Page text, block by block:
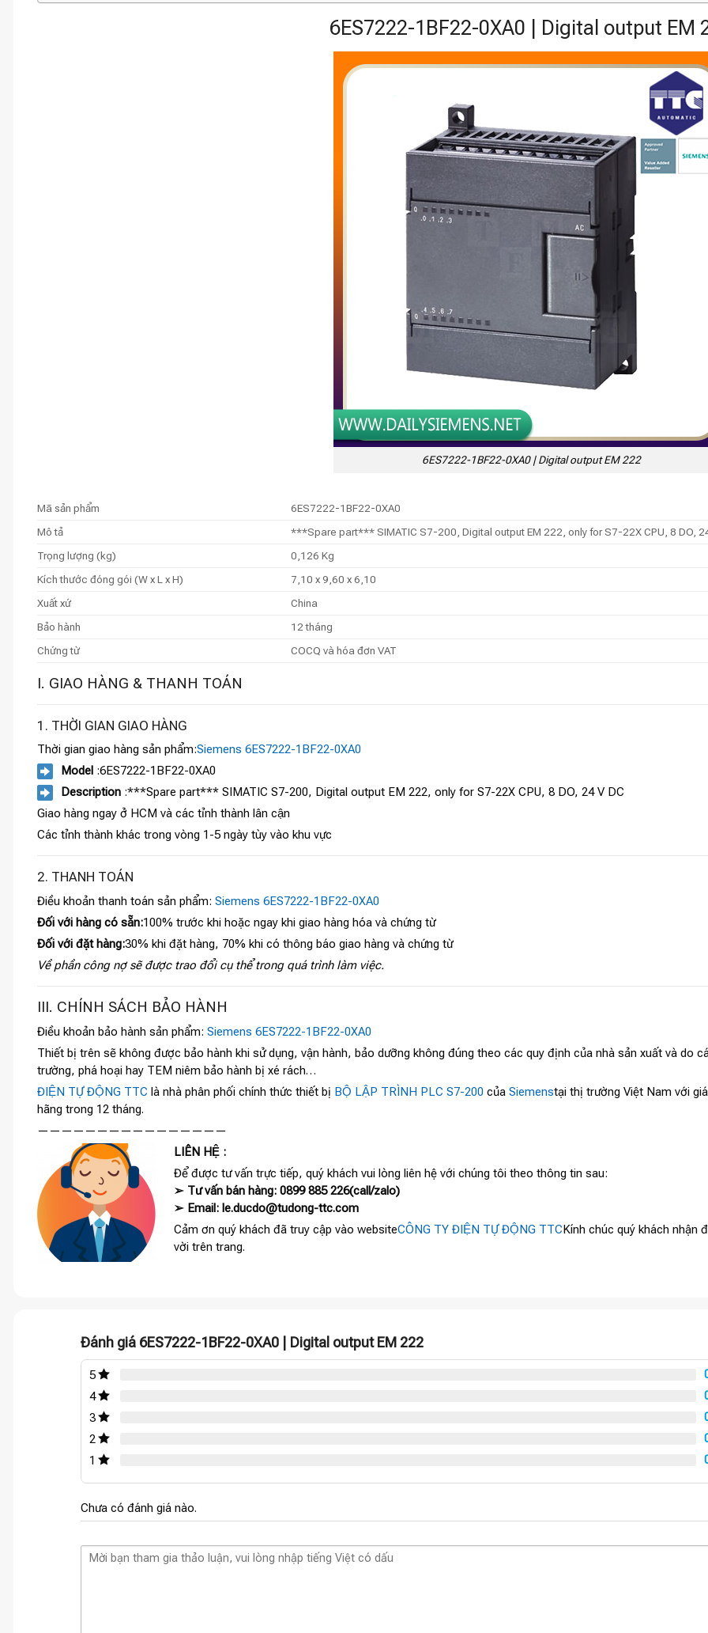
6ES7222-1BF22-0XA0 | Digital output EM
6ES7222-1BF22-0XA0 | Digital output EM 222
Mã sản phẩm
6ES7222-1BF22-0XA0
Mô tả
***Spare part*** SIMATIC S7-200, Digital output EM 222, only for S7-22X CPU, 8 DO,
Trọng lượng (kg)
0,126 Kg
Kích thước đóng gói (W x L x H)
7,10 x 9,60 x 6,10
Xuất xứ
China
Bảo hành
12 tháng
Chứng từ
COCQ và hóa đơn VAT
I. GIAO HÀNG & THANH TOÁN
1. THỜI GIAN GIAO HÀNG
Thời gian giao hàng sản phẩm:Siemens 6ES7222-1BF22-0XA0
Model :6ES7222-1BF22-0XA0
Description :***Spare part*** SIMATIC S7-200, Digital output EM 222, only for S7-22X CPU, 8 DO, 24 V DC
Giao hàng ngay ở HCM và các tỉnh thành lân cận
Các tỉnh thành khác trong vòng 1-5 ngày tùy vào khu vực
2. THANH TOÁN
Điều khoản thanh toán sản phẩm: Siemens 6ES7222-1BF22-0XA0
Đối với hàng có sẵn:100% trước khi hoặc ngay khi giao hàng hóa và chứng từ
Đối với đặt hàng:30% khi đặt hàng, 70% khi có thông báo giao hàng và chứng từ
Về phần công nợ sẽ được trao đổi cụ thể trong quá trình làm việc.
III. CHÍNH SÁCH BẢO HÀNH
Điều khoản bảo hành sản phẩm: Siemens 6ES7222-1BF22-0XA0
Thiết bị trên sẽ không được bảo hành khi sử dụng, vận hành, bảo dưỡng không đúng theo các quy định của nhà sản xuất và do
trường, phá hoại hay TEM niêm bảo hành bị xé rách…
ĐIỆN TỰ ĐỘNG TTC là nhà phân phối chính thức thiết bị BỘ LẬP TRÌNH PLC S7-200 của Siemenstại thị trường Việt Nam với
hãng trong 12 tháng.
————————————————
LIÊN HỆ :
Để được tư vấn trực tiếp, quý khách vui lòng liên hệ với chúng tôi theo thông tin sau:
➢ Tư vấn bán hàng: 0899 885 226(call/zalo)
➢ Email: le.ducdo@tudong-ttc.com
Cảm ơn quý khách đã truy cập vào websiteCÔNG TY ĐIỆN TỰ ĐỘNG TTCKính chúc quý khách nhận
vời trên trang.
Đánh giá 6ES7222-1BF22-0XA0 | Digital output EM 222
5
4
3
2
1
Chưa có đánh giá nào.